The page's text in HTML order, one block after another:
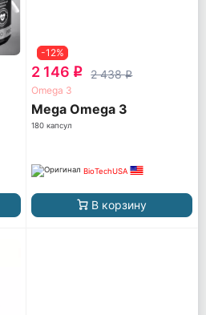
-12%
2 146 q 2 438q
Omega 3
Mega Omega 3
180 капсул
BioTechUSA
В корзину